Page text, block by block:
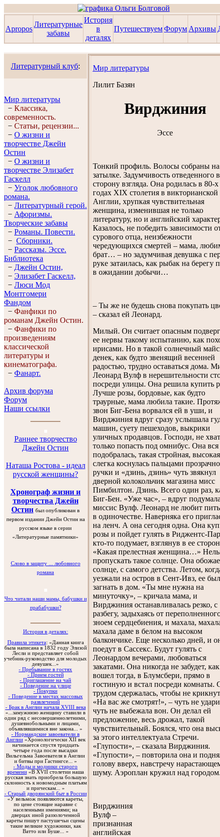
Apropos
Литературные
забавы
История
в
деталях
ПутешествуемФорум Архивы
Литературный клуб:
Мир литературы
− Классика,
современность.
− Статьи, рецензии...
− О жизни и
творчестве Джейн
Остин
− О жизни и
творчестве Элизабет
Гaскелл
− Уголок любовного
романа.
− Литературный герой.
− Афоризмы.
Творческие забавы
− Романы. Повести.
− Сборники.
− Рассказы. Эссe.
Библиотека
− Джейн Остин,
− Элизабет Гaскелл,
− Люси Мод
Монтгомери
Фандом
− Фанфики по
романам Джейн Остин.
− Фанфики по
произведениям
классической
литературы и
кинематографа.
− Фанарт.
Архив форума
Форум
Наши ссылки
Раннее творчество
Джейн Остин
Наташа Ростова - идеал
русской женщины?
Хронограф жизни и
творчества Джейн
Остин был опубликован в
первом издании Джейн Остин на
русском языке в серии
«Литературные памятники»
Слово в защиту ... любовного
романа
Что читали наши мамы, бабушки и
прабабушки?
История в деталях:
Правила этикета: «Данная книга
была написана в 1832 году Элизой
Лесли и представляет собой
учебник-руководство для молодых
девушек...»
- Пребывание в гостях
- Прием гостей
- Приглашение на чай
- Поведение на улице
- Покупки
- Поведение в местах массовых
развлечений
- Брак в Англии начала XVIII века
«...замужнюю женщину ставили в
один ряд с несовершеннолетними,
душевнобольными и лицами,
объявлявшимися вне закона... »
- Нормандские завоеватели в
Англии«Хронологически XII век
начинается спустя тридцать
четыре года после высадки
Вильгельма Завоевателя в Англии
и битвы при Гастингсе... »
- Моды и модники старого
времени«В XVII столетии наша
русская знать приобрела большую
склонность к новомодным платьям
и прическам... »
- Старый дворянский быт в России
«У вельмож появляются кареты,
по цене стоящие наравне с
населенными имениями; на
дверцах иной раззолоченной
кареты пишут пастушечьи сцены
такие великие художники, как
Ватто или Буше... »
Мир литературы
Лилит Базян
Вирджиния
Эссе
Тонкий профиль. Волосы собраны на
затылке. Задумчивость отведенного в
сторону взгляда. Она родилась в 80-х
годах XIX столетия в викторианской
Англии, хрупкая чувствительная
женщина, изменившая не только
литературу, но и английский
Казалось, не победить зависимости
сурового отца, неизбежности
чередующихся смертей – мама,
брат… – но задумчивая девушка с
руке затаилась, как рыбак на берегу
в ожидании добычи…
– Ты же не будешь снова покупать
– сказал ей Леонард.
Милый. Он считает опасным
ее нервы такому испытанию, как
ирисами. Но в такой солнечный
денек, как будто звенящий весенней
радостью, трудно оставаться дома.
Леонард Вулф в нерешительности
посреди улицы. Она решила купить
Лучше розы, бордовые, как будто
траурные, мама любила такие.
звон Биг-Бена ворвался ей в уши, и
Вирджиния вдруг сразу услышала
машин, суету пешеходов, выкрики
уличных продавцов. Господи, не
только попасть под омнибус. Она вся
подобралась, такая стройная,
слегка коснулась пальцами
ручки и «дзинь, дзинь» чуть звякнул
дверной колокольчик магазина мисс
Пимбилтон. Дзинь. Всего один раз,
Биг-Бен. «Уже час», – вдруг
миссис Вулф. Леонард не любит
в одиночестве. Наверняка его
на ленч. А она сегодня одна. Она
розы и пойдет гулять в Риджентс-
кто-то подумает, взглянув в ее
«Какая прелестная женщина…»
пропускать такое солнце. Она
солнце, с самого детства. Летом,
уезжали на остров в Сент-Ивз, ее
загнать в дом. «Ты мне нужна на
минуточку», – кричала мама, и
Вирджиния останавливалась резко, с
разбегу, задыхаясь от
зноем сердцебиения, и махала,
махала даме в белом на высоком
балкончике. Еще несколько дней, и
поедут в Сассекс. Будут гулять с
Леонардом вечерами, любоваться
закатами. Она никогда не забудет,
вошел тогда, в Блумсбери, прямо в
гостиную и встал посреди комнаты.
трудом сдержалась, чтобы не
«На вас же смотрят!», – чуть не
чуть не выбежала вон. Он делал ей
предложение, весь дрожал, такой
чувствительный. Боялся, что она
за этого интеллектуала Стречи.
«Глупости», – сказала Вирджиния.
«Глупости», – повторила она и
голову вверх, навстречу
шуму. Аэроплан кружил над
Вирджиния
Вулф –
признанная
английская